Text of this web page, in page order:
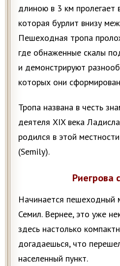
длиною в 3 км пролегает
которая бурлит внизу
Пешеходная тропа
где обнаженные скалы
и демонстрируют
которых они
Тропа названа в честь
деятеля XIX века
родился в этой
(Semily).
Риегрова
Начинается пешеходный
Семил. Вернее, это уже
здесь настолько
догадаешься, что
населенный пункт.